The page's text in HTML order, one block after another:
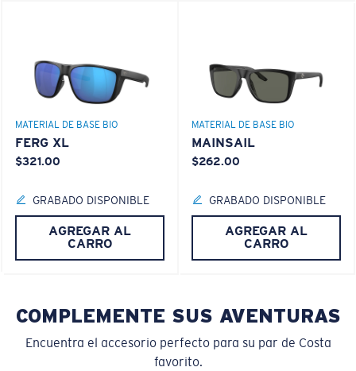
M
¿Se ajusta por completo?
Es posible que necesite una monturapequeñao
CAPA DE VIDRIO
ENLACE MOLECULAR C-WALL®
El vidrio ofrece el material de mayor claridad
Los espejos encapsulados (entre las capas de
MATERIAL DE BASE BIO
FERG XL
$321.00
GRABADO DISPONIBLE
AGREGAR AL
CARRO
MATERIAL DE BASE BIO
MAINSAIL
$262.00
GRABADO DISPONIBLE
AGREGAR AL
CARRO
COMPLEMENTE SUS AVENTURAS
Encuentra el accesorio perfecto para su par de Costa
favorito.